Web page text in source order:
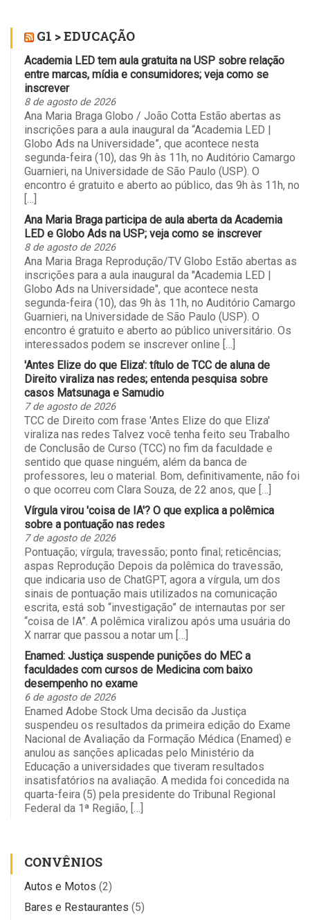
G1 > EDUCAÇÃO
Academia LED tem aula gratuita na USP sobre relação
entre marcas, mídia e consumidores; veja como se
inscrever
8 de agosto de 2026
Ana Maria Braga Globo / João Cotta Estão abertas as
inscrições para a aula inaugural da “Academia LED |
Globo Ads na Universidade”, que acontece nesta
segunda-feira (10), das 9h às 11h, no Auditório Camargo
Guarnieri, na Universidade de São Paulo (USP). O
encontro é gratuito e aberto ao público, das 9h às 11h, no
[…]
Ana Maria Braga participa de aula aberta da Academia
LED e Globo Ads na USP; veja como se inscrever
8 de agosto de 2026
Ana Maria Braga Reprodução/TV Globo Estão abertas as
inscrições para a aula inaugural da "Academia LED |
Globo Ads na Universidade", que acontece nesta
segunda-feira (10), das 9h às 11h, no Auditório Camargo
Guarnieri, na Universidade de São Paulo (USP). O
encontro é gratuito e aberto ao público universitário. Os
interessados podem se inscrever online […]
'Antes Elize do que Eliza': título de TCC de aluna de
Direito viraliza nas redes; entenda pesquisa sobre
casos Matsunaga e Samudio
7 de agosto de 2026
TCC de Direito com frase 'Antes Elize do que Eliza'
viraliza nas redes Talvez você tenha feito seu Trabalho
de Conclusão de Curso (TCC) no fim da faculdade e
sentido que quase ninguém, além da banca de
professores, leu o material. Bom, definitivamente, não foi
o que ocorreu com Clara Souza, de 22 anos, que […]
Vírgula virou 'coisa de IA'? O que explica a polêmica
sobre a pontuação nas redes
7 de agosto de 2026
Pontuação; vírgula; travessão; ponto final; reticências;
aspas Reprodução Depois da polêmica do travessão,
que indicaria uso de ChatGPT, agora a vírgula, um dos
sinais de pontuação mais utilizados na comunicação
escrita, está sob “investigação” de internautas por ser
“coisa de IA”. A polêmica viralizou após uma usuária do
X narrar que passou a notar um […]
Enamed: Justiça suspende punições do MEC a
faculdades com cursos de Medicina com baixo
desempenho no exame
6 de agosto de 2026
Enamed Adobe Stock Uma decisão da Justiça
suspendeu os resultados da primeira edição do Exame
Nacional de Avaliação da Formação Médica (Enamed) e
anulou as sanções aplicadas pelo Ministério da
Educação a universidades que tiveram resultados
insatisfatórios na avaliação. A medida foi concedida na
quarta-feira (5) pela presidente do Tribunal Regional
Federal da 1ª Região, […]
CONVÊNIOS
Autos e Motos (2)
Bares e Restaurantes (5)